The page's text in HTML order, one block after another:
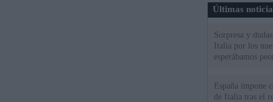
Últimas
Sorpresa y
Italia por los
esperábamos
España impone
de Italia tras el